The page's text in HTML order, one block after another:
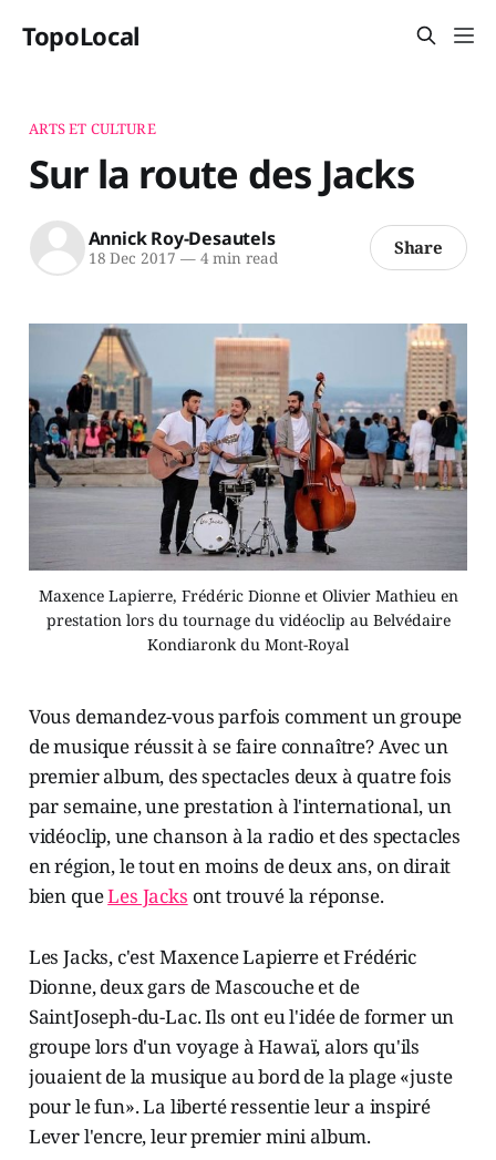
TopoLocal
ARTS ET CULTURE
Sur la route des Jacks
Annick Roy-Desautels
18 Dec 2017 —4 min read Share
Maxence Lapierre, Frédéric Dionne et Olivier Mathieu en
prestation lors du tournage du vidéoclip au Belvédaire
Kondiaronk du Mont-Royal
Vous demandez-vous parfois comment un groupe
de musique réussit à se faire connaître? Avec un
premier album, des spectacles deux à quatre fois
par semaine, une prestation à l'international, un
vidéoclip, une chanson à la radio et des spectacles
en région, le tout en moins de deux ans, on dirait
bien queLes Jacks ont trouvé la réponse.
Les Jacks, c'est Maxence Lapierre et Frédéric
Dionne, deux gars de Mascouche et de
SaintJoseph-du-Lac. Ils ont eu l'idée de former un
groupe lors d'un voyage à Hawaï, alors qu'ils
jouaient de la musique au bord de la plage «juste
pour le fun». La liberté ressentie leur a inspiré
Lever l'encre, leur premier mini album.